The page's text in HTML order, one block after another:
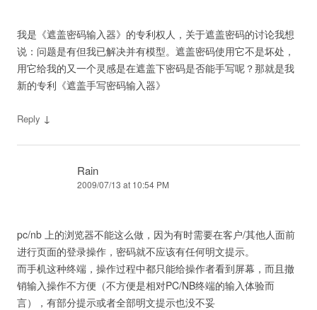
我是《遮盖密码输入器》的专利权人，关于遮盖密码的讨论我想
说：问题是有但我已解决并有模型。遮盖密码使用它不是坏处，
用它给我的又一个灵感是在遮盖下密码是否能手写呢？那就是我
新的专利《遮盖手写密码输入器》
Reply ↓
Rain
2009/07/13 at 10:54 PM
pc/nb 上的浏览器不能这么做，因为有时需要在客户/其他人面前
进行页面的登录操作，密码就不应该有任何明文提示。
而手机这种终端，操作过程中都只能给操作者看到屏幕，而且撤
销输入操作不方便（不方便是相对PC/NB终端的输入体验而
言），有部分提示或者全部明文提示也没不妥